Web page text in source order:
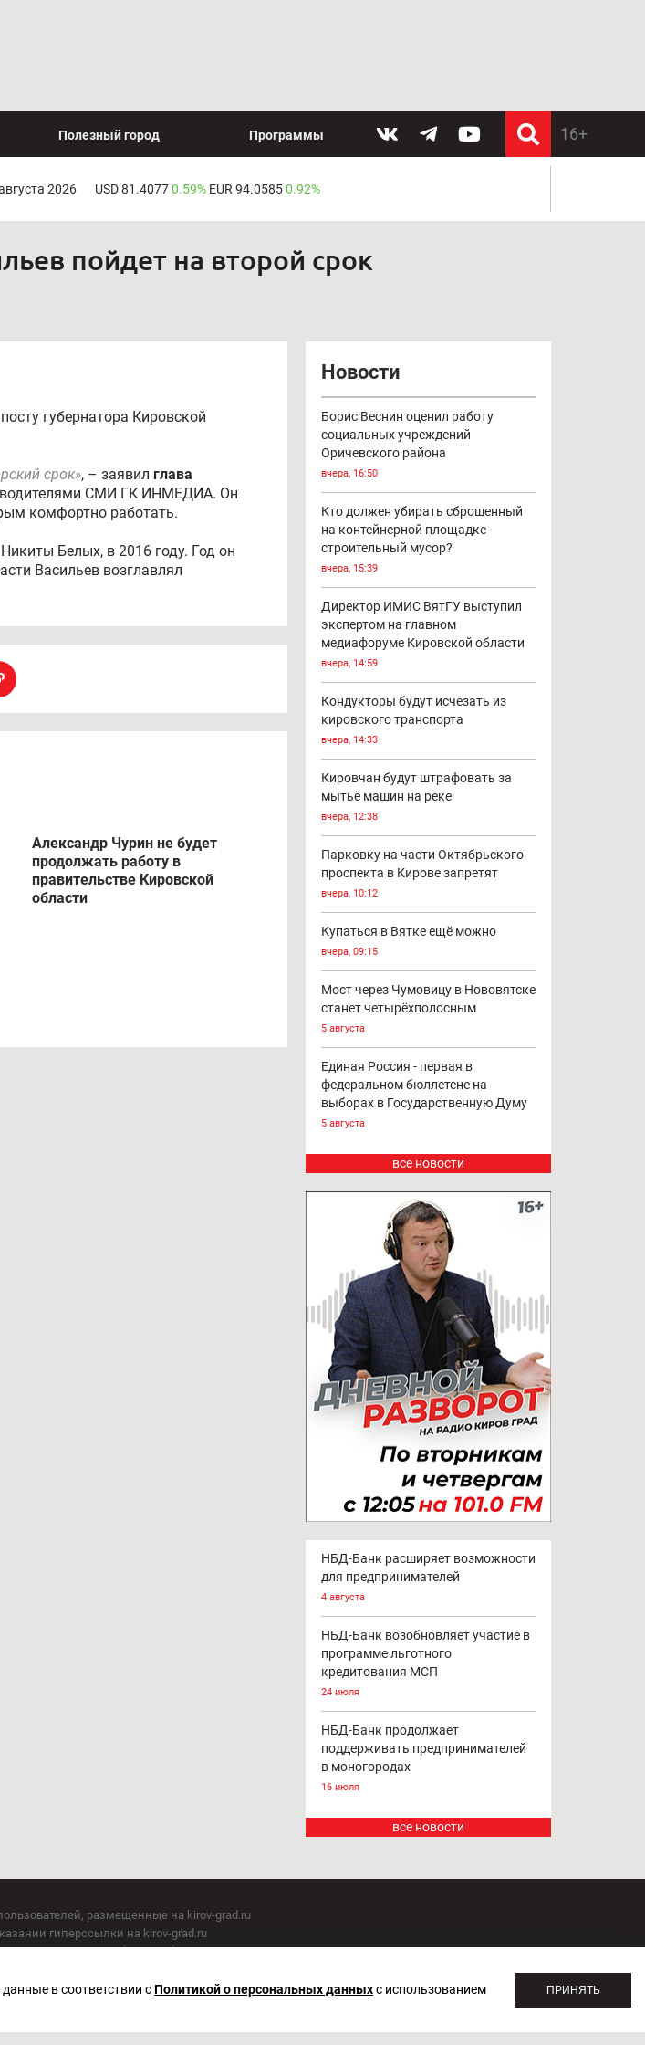
Полезный город Программы
2026 USD 81.40770.59% EUR 94.05850.92%
пойдет на второй срок
губернатора Кировской
срок», – заявил глава
СМИ ГК ИНМЕДИА. Он
комфортно работать.
Белых, в 2016 году. Год он
Васильев возглавлял
Александр Чурин не будет
продолжать работу в
правительстве Кировской
области
Новости
Борис Веснин оценил работу
социальных учреждений
Оричевского района
вчера, 16:50
Кто должен убирать сброшенный
на контейнерной площадке
строительный мусор?
вчера, 15:39
Директор ИМИС ВятГУ выступил
экспертом на главном
медиафоруме Кировской области
вчера, 14:59
Кондукторы будут исчезать из
кировского транспорта
вчера, 14:33
Кировчан будут штрафовать за
мытьё машин на реке
вчера, 12:38
Парковку на части Октябрьского
проспекта в Кирове запретят
вчера, 10:12
Купаться в Вятке ещё можно
вчера, 09:15
Мост через Чумовицу в Нововятске
станет четырёхполосным
5 августа
Единая Россия - первая в
федеральном бюллетене на
выборах в Государственную Думу
5 августа
все новости
НБД-Банк расширяет возможности
для предпринимателей
4 августа
НБД-Банк возобновляет участие в
программе льготного
кредитования МСП
24 июля
НБД-Банк продолжает
поддерживать предпринимателей
в моногородах
16 июля
все новости
размещенные на kirov-grad.ru
гиперссылки на kirov-grad.ru
на ресурс: kirov-grad.ru
технологий и массовых коммуникаций 20.07.2018. Регистрационный номер ЭЛ №
в соответствии сПолитикой о персональных данныхс использованием
ПРИНЯТЬ